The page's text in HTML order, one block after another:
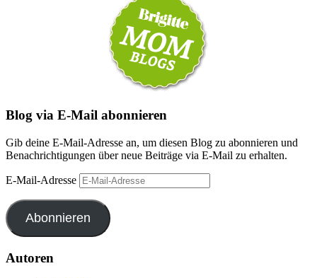
Blog via E-Mail abonnieren
Gib deine E-Mail-Adresse an, um diesen Blog zu abonnieren und
Benachrichtigungen über neue Beiträge via E-Mail zu erhalten.
E-Mail-Adresse
Abonnieren
Autoren